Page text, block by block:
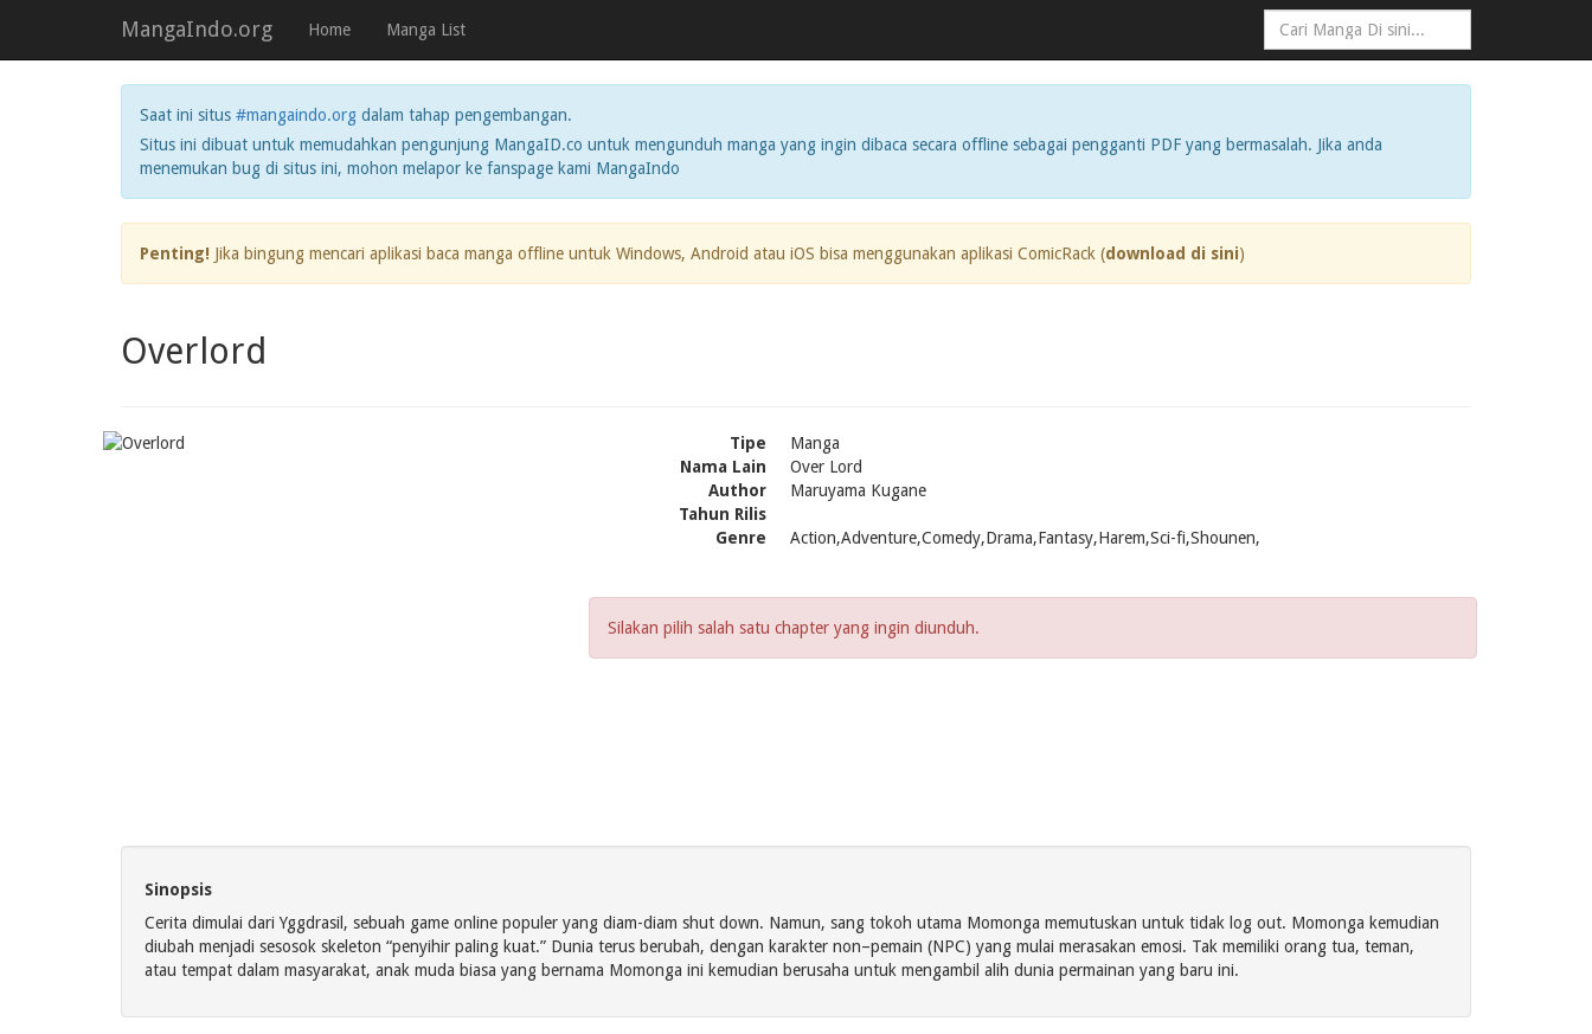
MangaIndo.org Home Manga List
Saat ini situs #mangaindo.org dalam tahap pengembangan.
Situs ini dibuat untuk memudahkan pengunjung MangaID.co untuk mengunduh manga yang ingin dibaca secara offline sebagai pengganti PDF yang bermasalah. Jika anda
menemukan bug di situs ini, mohon melapor ke fanspage kami MangaIndo
Penting! Jika bingung mencari aplikasi baca manga offline untuk Windows, Android atau iOS bisa menggunakan aplikasi ComicRack (download di sini)
Overlord
Tipe
Manga
Nama Lain
Over Lord
Author
Maruyama Kugane
Tahun Rilis
Genre
Action,Adventure,Comedy,Drama,Fantasy,Harem,Sci-fi,Shounen,
Silakan pilih salah satu chapter yang ingin diunduh.
Sinopsis
Cerita dimulai dari Yggdrasil, sebuah game online populer yang diam-diam shut down. Namun, sang tokoh utama Momonga memutuskan untuk tidak log out. Momonga kemudian
diubah menjadi sesosok skeleton “penyihir paling kuat.” Dunia terus berubah, dengan karakter non–pemain (NPC) yang mulai merasakan emosi. Tak memiliki orang tua, teman,
atau tempat dalam masyarakat, anak muda biasa yang bernama Momonga ini kemudian berusaha untuk mengambil alih dunia permainan yang baru ini.